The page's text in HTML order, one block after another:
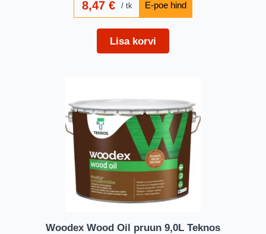
8,47€ tk
Lisa korvi
Woodex Wood Oil pruun 9,0L Teknos